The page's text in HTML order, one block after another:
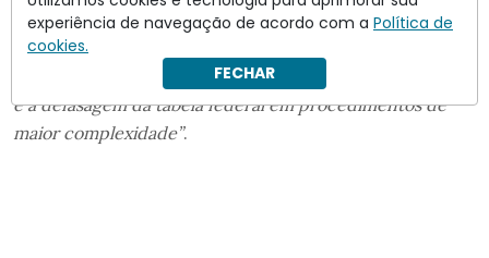
afirmou à Agência SP quea proposta busca corrigir
uma distorção de longa data no financiamento público:
“Enfrenta um problema histórico do sistema público, que
é a defasagem da tabela federal em procedimentos de
maior complexidade”.
experiência de navegação de acordo com a Política de
cookies.
FECHAR